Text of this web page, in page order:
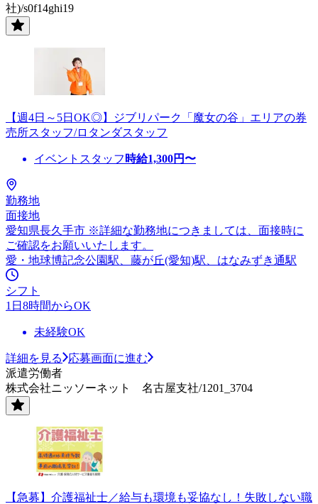
社)/s0f14ghi19
【週4日～5日OK◎】ジブリパーク「魔女の谷」エリアの券
売所スタッフ/ロタンダスタッフ
イベントスタッフ 時給1,300円〜
勤務地
面接地
愛知県長久手市 ※詳細な勤務地につきましては、面接時に
ご確認をお願いいたします。
愛・地球博記念公園駅、藤が丘(愛知)駅、はなみずき通駅
シフト
1日8時間からOK
未経験OK
詳細を見る
応募画面に進む
派遣労働者
株式会社ニッソーネット 名古屋支社/1201_3704
【急募】介護福祉士／給与も環境も妥協なし！失敗しない職